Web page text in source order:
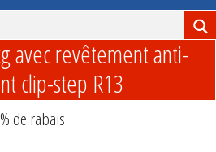
avec revêtement anti-
clip-step R13